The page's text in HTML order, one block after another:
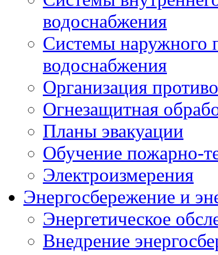
водоснабжения
Системы наружного
водоснабжения
Организация
Огнезащитная
Планы эвакуации
Обучение пожарно-
Электроизмерения
Энергосбережение и
Энергетическое
Внедрение